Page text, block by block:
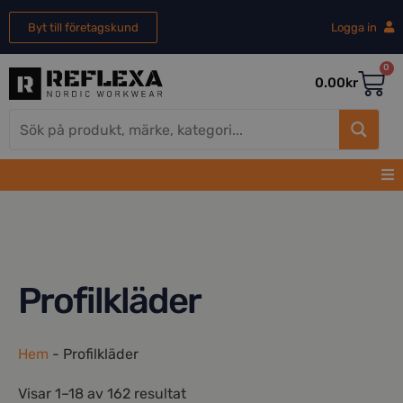
Byt till företagskund Logga in
0.00kr
0
Profilkläder
Hem - Profilkläder
Visar 1–18 av 162 resultat